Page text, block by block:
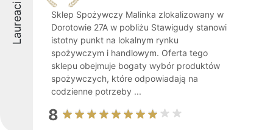
Laureaci
Sklep Spożywczy Malinka zlokalizowany w
Dorotowie 27A w pobliżu Stawigudy stanowi
istotny punkt na lokalnym rynku
spożywczym i handlowym. Oferta tego
sklepu obejmuje bogaty wybór produktów
spożywczych, które odpowiadają na
codzienne potrzeby ...
8